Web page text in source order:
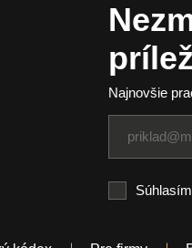
Najnovšie